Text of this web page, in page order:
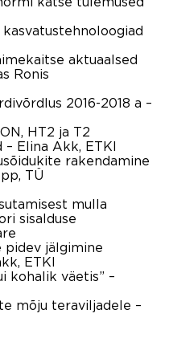
kasvatustehnoloogiad
aktuaalsed
Ronis
2016-2018 a –
HT2 ja T2
– Elina Akk, ETKI
rakendamine
TÜ
mulla
sisalduse
pidev jälgimine
ETKI
kohalik väetis” –
mõju teraviljadele –